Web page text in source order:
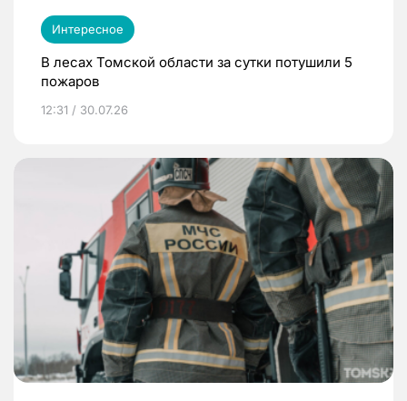
Интересное
В лесах Томской области за сутки потушили 5
пожаров
12:31 / 30.07.26